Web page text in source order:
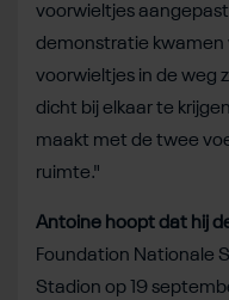
voorwieltjes
demonstratie kwamen
voorwieltjes in de weg
dicht bij elkaar te
maakt met de twee
ruimte."
Antoine hoopt dat hij
Foundation Nationale
Stadion op 19